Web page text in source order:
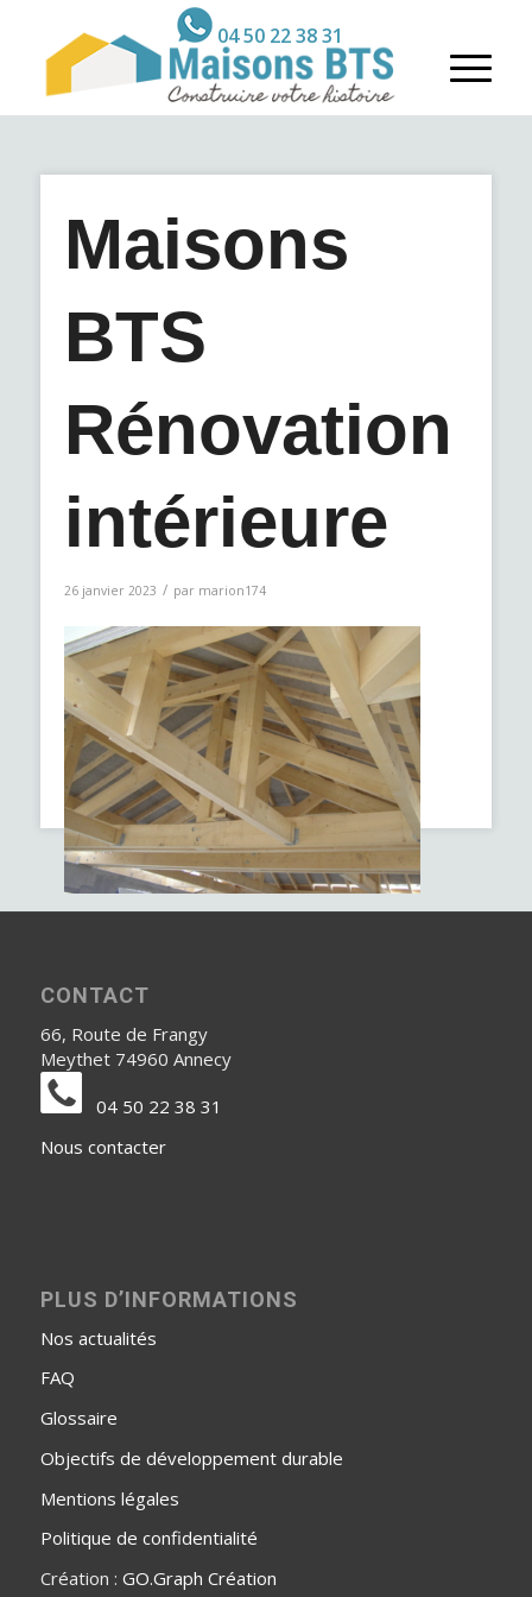
04 50 22 38 31
Maisons
BTS
Rénovation
intérieure
26 janvier 2023 / par marion174
CONTACT
66, Route de Frangy
Meythet 74960 Annecy
04 50 22 38 31
Nous contacter
PLUS D’INFORMATIONS
Nos actualités
FAQ
Glossaire
Objectifs de développement durable
Mentions légales
Politique de confidentialité
Création : GO.Graph Création